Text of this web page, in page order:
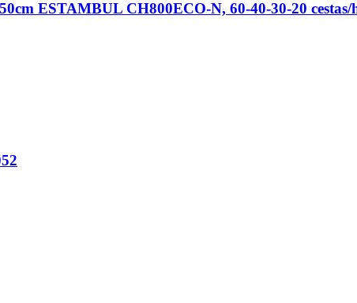
ESTAMBUL CH800ECO-N, 60-40-30-20 cestas/